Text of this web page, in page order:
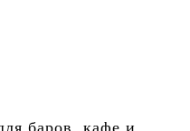
баров, кафе и